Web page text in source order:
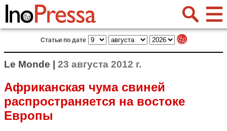
Статьи по дате
Le Monde | 23 августа 2012 г.
Африканская чума свиней
распространяется на востоке
Европы